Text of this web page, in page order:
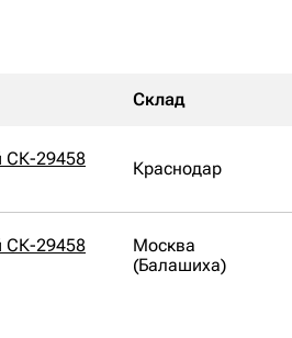
Склад
СК-29458
Краснодар
СК-29458
Москва
(Балашиха)